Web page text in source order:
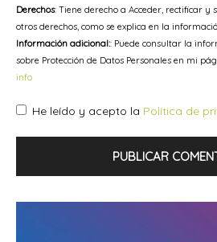
Derechos: Tiene derecho a Acceder, rectificar y
otros derechos, como se explica en la
Información adicional:: Puede consultar la
sobre Protección de Datos Personales en mi
info
He leído y acepto la Política de